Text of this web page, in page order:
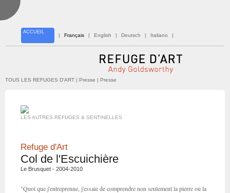
ACCUEIL
| Français | English | Deutsch | Italiano |
TOUS LES REFUGES D'ART | Presse | Presse
LES AUTRES REFUGES & SENTINELLES
Refuge d'Art
Col de l'Escuichière
Le Brusquet - 2004-2010
"Quoi que j'entreprenne, j'essaie de comprendre non seulement la pierre ou la